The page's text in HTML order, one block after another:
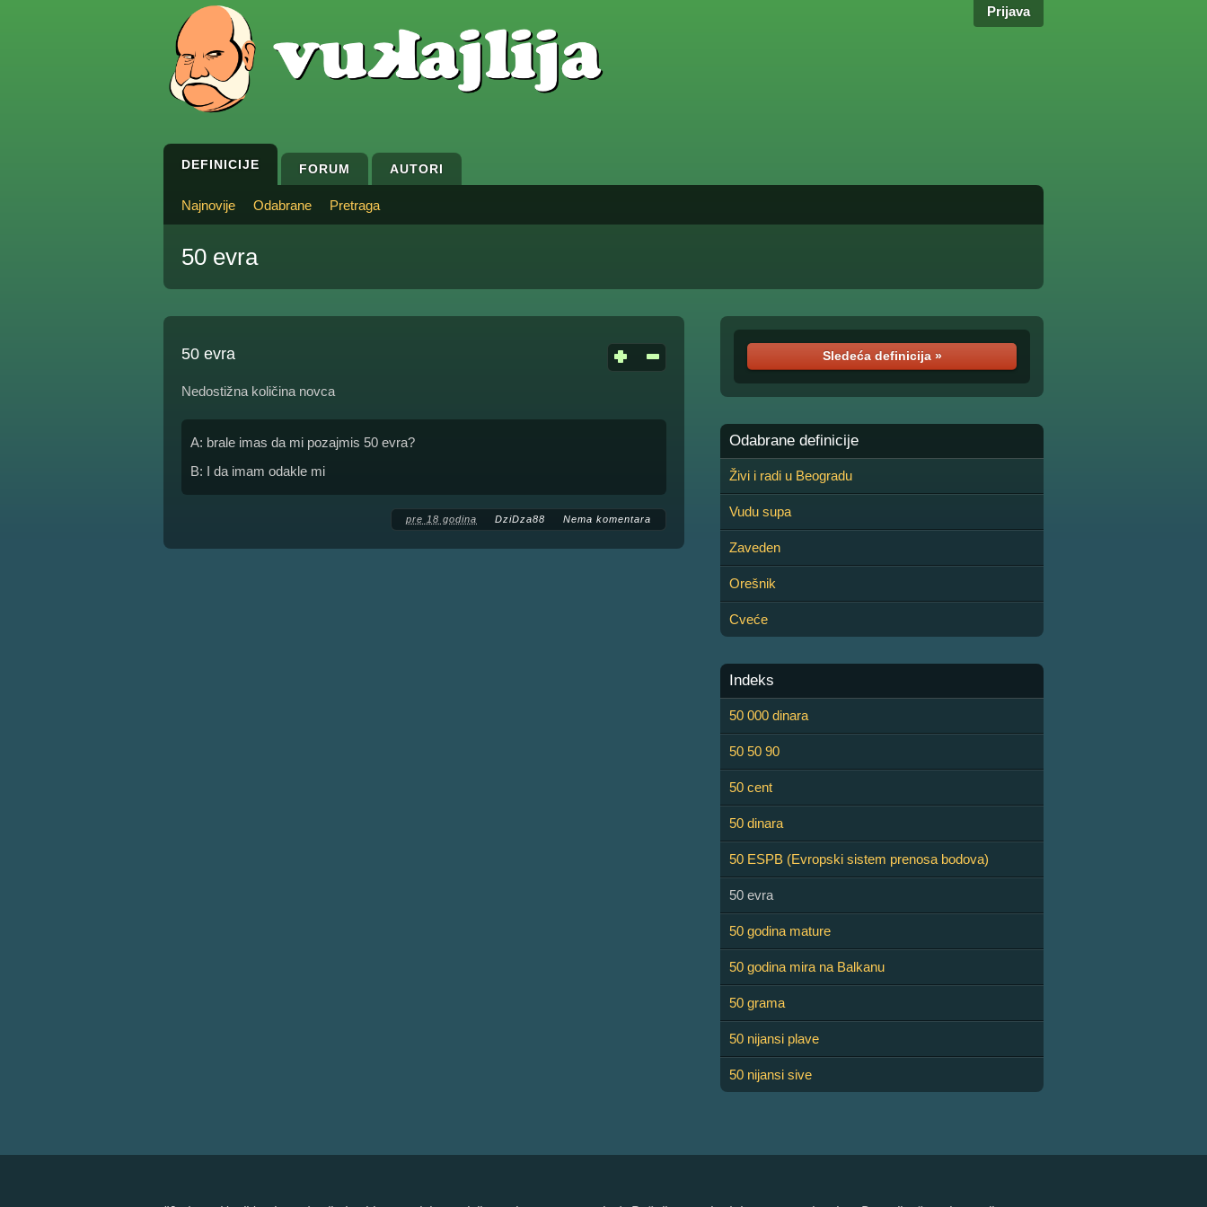
Prijava
DEFINICIJE FORUM AUTORI
Najnovije Odabrane Pretraga
50 evra
50 evra
Nedostižna količina novca
A: brale imas da mi pozajmis 50 evra?
B: I da imam odakle mi
pre 18 godina DziDza88 Nema komentara
Sledeća definicija »
Odabrane definicije
Živi i radi u Beogradu
Vudu supa
Zaveden
Orešnik
Cveće
Indeks
50 000 dinara
50 50 90
50 cent
50 dinara
50 ESPB (Evropski sistem prenosa bodova)
50 evra
50 godina mature
50 godina mira na Balkanu
50 grama
50 nijansi plave
50 nijansi sive